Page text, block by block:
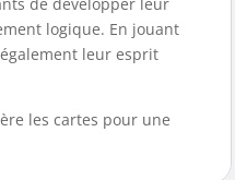
logique. En jouant
leur esprit
les cartes pour une